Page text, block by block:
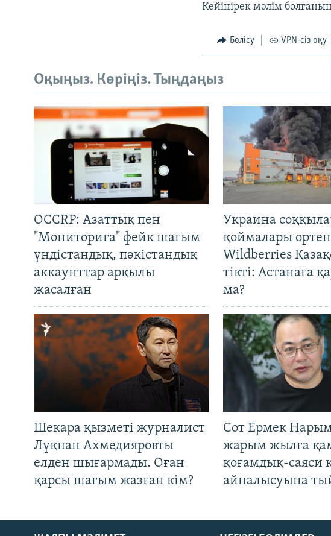
Кейінірек мәлім
Бөлісу VPN-сіз оқу
Оқыңыз. Көріңіз. Тыңдаңыз
OCCRP: Азаттық пен
"Мониториға" фейк шағым
үндістандық, пәкістандық
аккаунттар арқылы
жасалған
Украина
қоймалары
Wildberries
тікті: Астанаға
ма?
Шекара қызметі журналист
Лұқпан Ахмедияровты
елден шығармады. Оған
қарсы шағым жазған кім?
Сот Ермек
жарым жылға
қоғамдық-саяси
айналысуына